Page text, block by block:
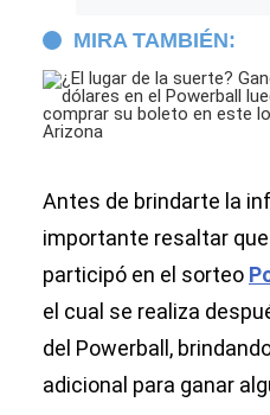
MIRA TAMBIÉN:
Antes de brindarte la
importante resaltar
participó en el sorteo
el cual se realiza
del Powerball,
adicional para ganar